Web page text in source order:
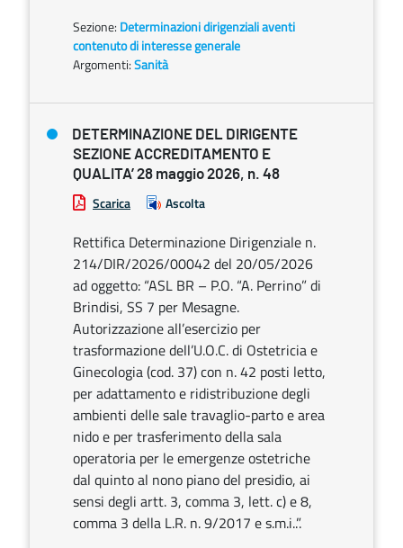
Sezione: Determinazioni dirigenziali aventi
contenuto di interesse generale
Argomenti:Sanità
DETERMINAZIONE DEL DIRIGENTE
SEZIONE ACCREDITAMENTO E
QUALITA’ 28 maggio 2026, n. 48
Scarica Ascolta
Rettifica Determinazione Dirigenziale n.
214/DIR/2026/00042 del 20/05/2026
ad oggetto: “ASL BR – P.O. “A. Perrino” di
Brindisi, SS 7 per Mesagne.
Autorizzazione all’esercizio per
trasformazione dell’U.O.C. di Ostetricia e
Ginecologia (cod. 37) con n. 42 posti letto,
per adattamento e ridistribuzione degli
ambienti delle sale travaglio-parto e area
nido e per trasferimento della sala
operatoria per le emergenze ostetriche
dal quinto al nono piano del presidio, ai
sensi degli artt. 3, comma 3, lett. c) e 8,
comma 3 della L.R. n. 9/2017 e s.m.i..”.